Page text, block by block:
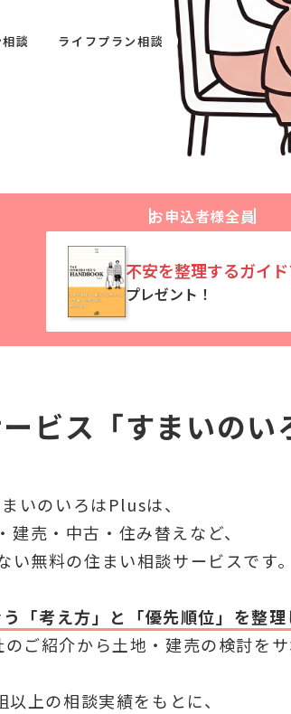
談 ライフプラン相談
お申込者様全員
不安を整理するガイ
プレゼント！
ビス 「すまいのい
いのいろはPlusは、
建売・中古・住み替えなど、
い無料の住まい相談サービスです。
「考え方」と「優先順位」を整理
ご紹介から土地・建売の検討をサ
上の相談実績をもとに、